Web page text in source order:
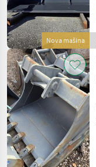
Nova mašina